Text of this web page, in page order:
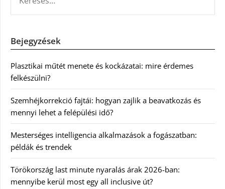
Bejegyzések
Plasztikai műtét menete és kockázatai: mire érdemes
felkészülni?
Szemhéjkorrekció fajtái: hogyan zajlik a beavatkozás és
mennyi lehet a felépülési idő?
Mesterséges intelligencia alkalmazások a fogászatban:
példák és trendek
Törökország last minute nyaralás árak 2026-ban:
mennyibe kerül most egy all inclusive út?